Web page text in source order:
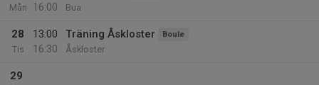
Mån
16:00
Bua
28
Tis
13:00
16:30
Träning Åskloster Boule
Åskloster
29